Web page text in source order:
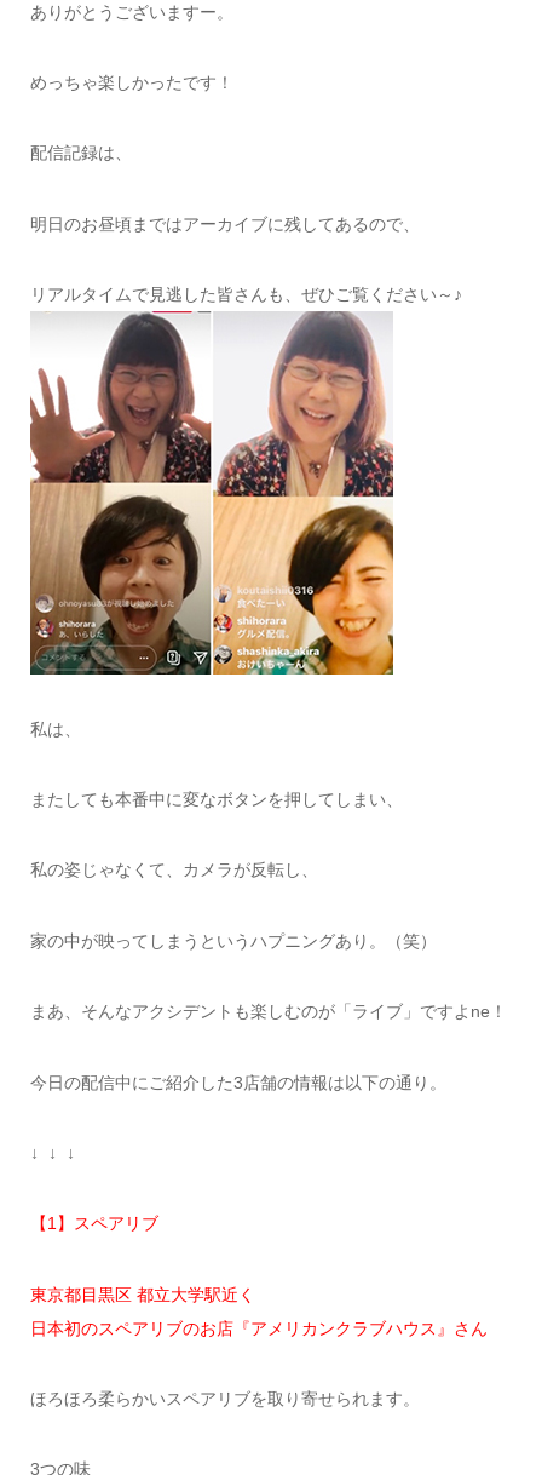
ありがとうございますー。
めっちゃ楽しかったです！
配信記録は、
明日のお昼頃まではアーカイブに残してあるので、
リアルタイムで見逃した皆さんも、ぜひご覧ください～♪
私は、
またしても本番中に変なボタンを押してしまい、
私の姿じゃなくて、カメラが反転し、
家の中が映ってしまうというハプニングあり。（笑）
まあ、そんなアクシデントも楽しむのが「ライブ」ですよne！
今日の配信中にご紹介した3店舗の情報は以下の通り。
↓ ↓ ↓
【1】スペアリブ
東京都目黒区 都立大学駅近く
日本初のスペアリブのお店『アメリカンクラブハウス』さん
ほろほろ柔らかいスペアリブを取り寄せられます。
3つの味